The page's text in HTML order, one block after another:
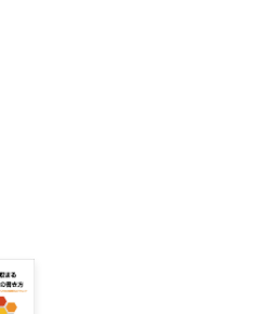
る
イス、古い実装